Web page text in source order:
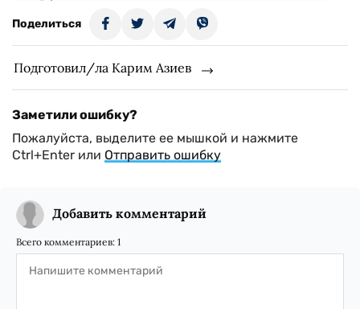
Поделиться
Подготовил/ла Карим Азиев
Заметили ошибку?
Пожалуйста, выделите ее мышкой и нажмите
Ctrl+Enter или Отправить ошибку
Добавить комментарий
Всего комментариев: 1